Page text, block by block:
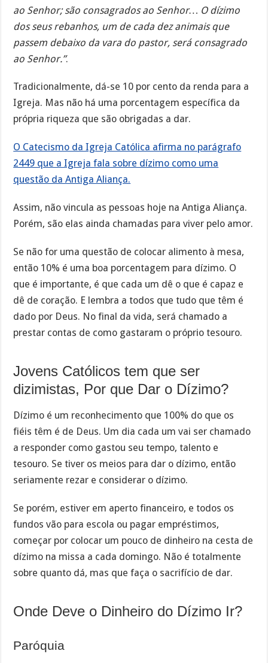
ao Senhor; são consagrados ao Senhor… O dízimo
dos seus rebanhos, um de cada dez animais que
passem debaixo da vara do pastor, será consagrado
ao Senhor.”.
Tradicionalmente, dá-se 10 por cento da renda para a
Igreja. Mas não há uma porcentagem específica da
própria riqueza que são obrigadas a dar.
O Catecismo da Igreja Católica afirma no parágrafo
2449 que a Igreja fala sobre dízimo como uma
questão da Antiga Aliança.
Assim, não vincula as pessoas hoje na Antiga Aliança.
Porém, são elas ainda chamadas para viver pelo amor.
Se não for uma questão de colocar alimento à mesa,
então 10% é uma boa porcentagem para dízimo. O
que é importante, é que cada um dê o que é capaz e
dê de coração. E lembra a todos que tudo que têm é
dado por Deus. No final da vida, será chamado a
prestar contas de como gastaram o próprio tesouro.
Jovens Católicos tem que ser
dizimistas, Por que Dar o Dízimo?
Dízimo é um reconhecimento que 100% do que os
fiéis têm é de Deus. Um dia cada um vai ser chamado
a responder como gastou seu tempo, talento e
tesouro. Se tiver os meios para dar o dízimo, então
seriamente rezar e considerar o dízimo.
Se porém, estiver em aperto financeiro, e todos os
fundos vão para escola ou pagar empréstimos,
começar por colocar um pouco de dinheiro na cesta de
dízimo na missa a cada domingo. Não é totalmente
sobre quanto dá, mas que faça o sacrifício de dar.
Onde Deve o Dinheiro do Dízimo Ir?
Paróquia